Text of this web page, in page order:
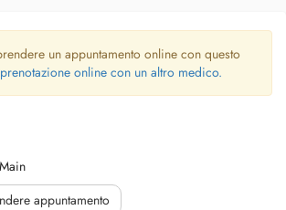
un appuntamento online con questo
online con un altro medico.
appuntamento